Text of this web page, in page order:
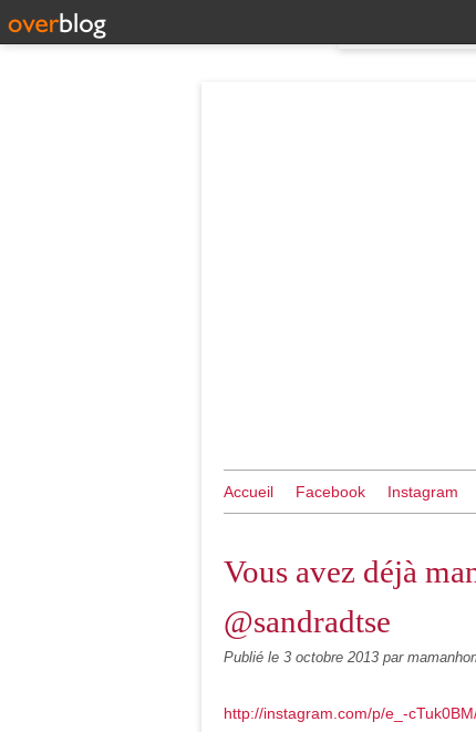
Accueil Facebook Instagram
Vous avez déjà
@sandradtse
Publié le 3 octobre 2013 par
http://instagram.com/p/e_-